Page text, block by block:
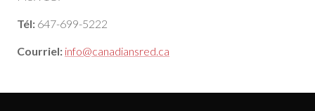
Tél: 647-699-5222
Courriel: info@canadiansred.ca